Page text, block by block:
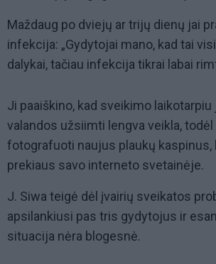
Maždaug po dviejų ar trijų dienų jai
infekcija: „Gydytojai mano, kad tai
dalykai, tačiau infekcija tikrai labai
Ji paaiškino, kad sveikimo laikotarpiu
valandos užsiimti lengva veikla,
fotografuoti naujus plaukų kaspinus,
prekiaus savo interneto svetainėje.
J. Siwa teigė dėl įvairių sveikatos
apsilankiusi pas tris gydytojus ir
situacija nėra blogesnė.